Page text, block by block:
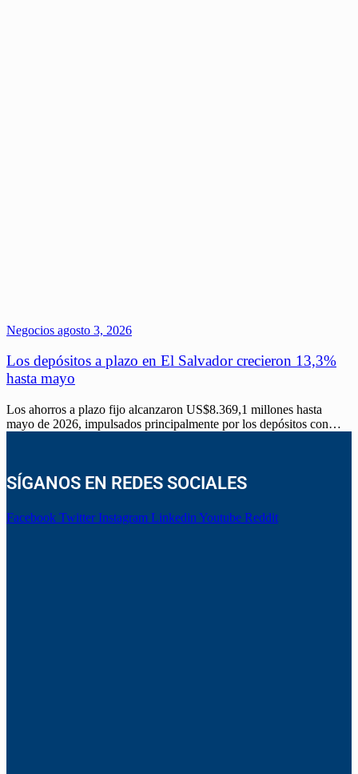
Negocios agosto 3, 2026
Los depósitos a plazo en El Salvador crecieron 13,3%
hasta mayo
Los ahorros a plazo fijo alcanzaron US$8.369,1 millones hasta
mayo de 2026, impulsados principalmente por los depósitos con…
SÍGANOS EN REDES SOCIALES
Facebook Twitter Instagram Linkedin Youtube Reddit